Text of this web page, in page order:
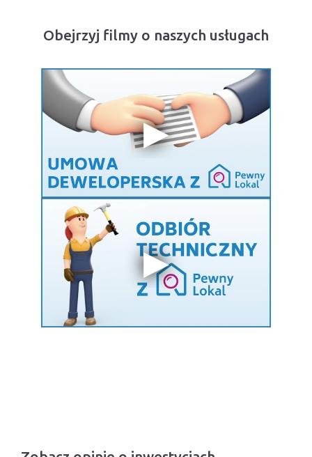
Obejrzyj filmy o naszych usługach